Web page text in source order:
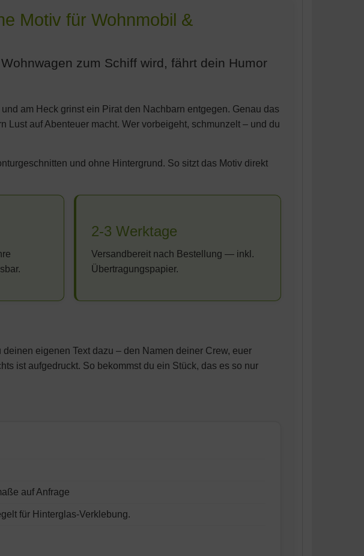
Motiv für Wohnmobil &
zum Schiff wird, fährt dein Humor
am Heck grinst ein Pirat den Nachbarn entgegen. Genau das
Lust auf Abenteuer macht. Wer vorbeigeht, schmunzelt – und du
und ohne Hintergrund. So sitzt das Motiv direkt
2-3 Werktage
Versandbereit nach Bestellung — inkl.
Übertragungspapier.
eigenen Text dazu – den Namen deiner Crew, euer
ist aufgedruckt. So bekommst du ein Stück, das es so nur
auf Anfrage
für Hinterglas-Verklebung.